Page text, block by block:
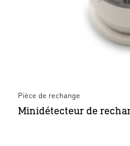
Pièce de rechange
Minidétecteur de